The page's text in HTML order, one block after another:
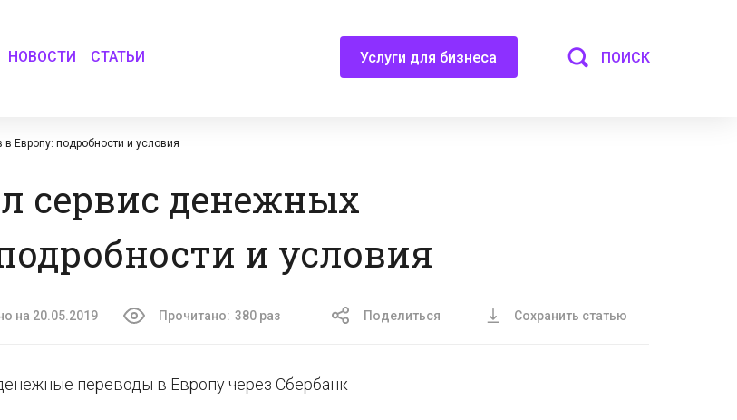
НОВОСТИ СТАТЬИ Услуги для бизнеса ПОИСК
Европу: подробности и условия
сервис денежных
и условия
на 20.05.2019 Прочитано: 380 раз Поделиться Сохранить статью
переводы в Европу через Сбербанк